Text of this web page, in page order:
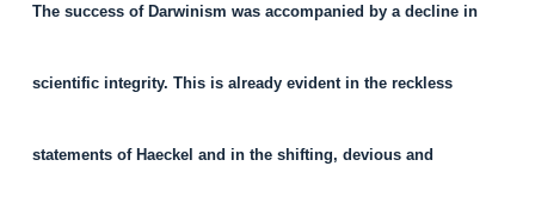
The success of Darwinism was accompanied by a decline in
scientific integrity. This is already evident in the reckless
statements of Haeckel and in the shifting, devious and